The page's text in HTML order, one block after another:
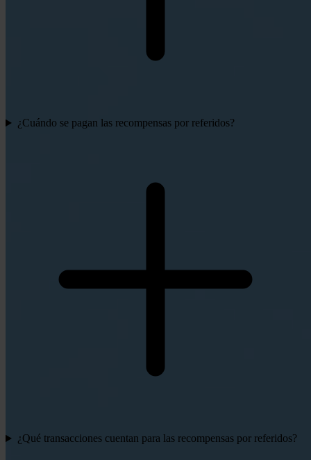
¿Cuándo se pagan las recompensas por referidos?
¿Qué transacciones cuentan para las recompensas por referidos?